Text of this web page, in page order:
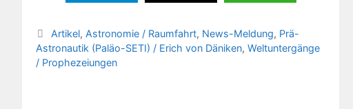
Kategorien
Artikel, Astronomie / Raumfahrt, News-Meldung, Prä-
Astronautik (Paläo-SETI) / Erich von Däniken, Weltuntergänge
/ Prophezeiungen